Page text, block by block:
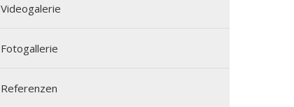
Videogalerie
Fotogallerie
Referenzen